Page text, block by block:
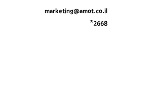
marketing@amot.co.il
*2668